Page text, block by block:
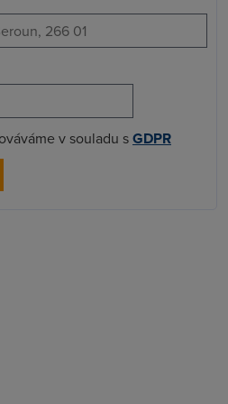
v souladu sGDPR